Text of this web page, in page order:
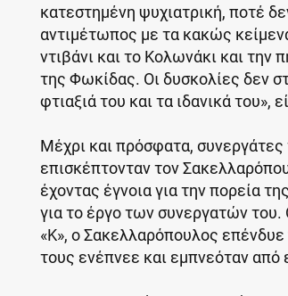
κατεστημένη ψυχιατρική, ποτέ
αντιμέτωπος με τα κακώς
ντιβάνι και το Κολωνάκι και την
της Φωκίδας. Οι δυσκολίες δεν
φτιαξιά του και τα ιδανικά του»,
Μέχρι και πρόσφατα,
επισκέπτονταν τον
έχοντας έγνοια για την πορεία
για το έργο των συνεργατών
«Κ», ο Σακελλαρόπουλος
τους ενέπνεε και εμπνεόταν από